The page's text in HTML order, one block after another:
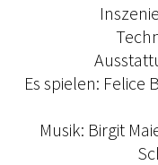
Es spielen: Felice
Musik: Birgit